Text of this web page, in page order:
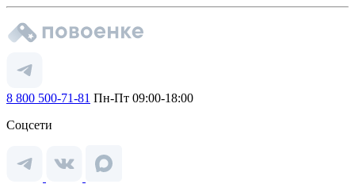
8 800 500-71-81 Пн-Пт 09:00-18:00
Соцсети